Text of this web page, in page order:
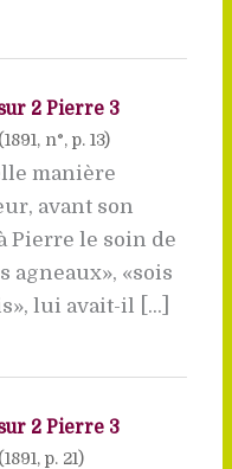
2 Pierre 3
1891, n°, p. 13)
manière
avant son
Pierre le soin de
agneaux», «sois
lui avait-il [...]
2 Pierre 3
1891, p. 21)